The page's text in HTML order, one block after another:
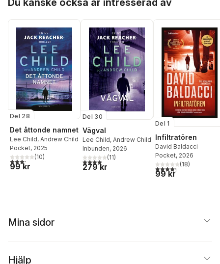
Du kanske också är intresserad av
Del 28
Det åttonde namnet
Lee Child, Andrew Child
Pocket, 2025
3,2utav 5 stjärnor. Totalt antal röster:
(10)
99 kr
Del 30
Vägval
Lee Child, Andrew Child
Inbunden, 2026
4,0utav 5 stjärnor. Totalt antal röster:
(11)
279 kr
Del 1
Infiltratören
David Baldacci
Pocket, 2026
4,3utav 5 stjärnor.
(18)
99 kr
Mina sidor
Hjälp